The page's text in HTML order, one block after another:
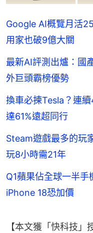
Google AI概覽月活
用家也破9億大關
最新AI評測出爐：
外巨頭霸榜優勢
換車必揀Tesla？連
達61%遠超同行
Steam遊戲最多的
玩8小時需21年
Q1蘋果佔全球一半
iPhone 18恐加價
【本文獲「快科技」